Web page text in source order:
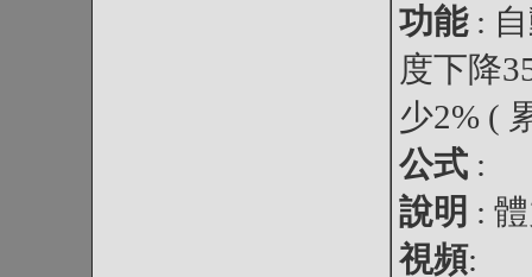
功能 :
度下降
少2% (
公式 :
說明 :
視頻: